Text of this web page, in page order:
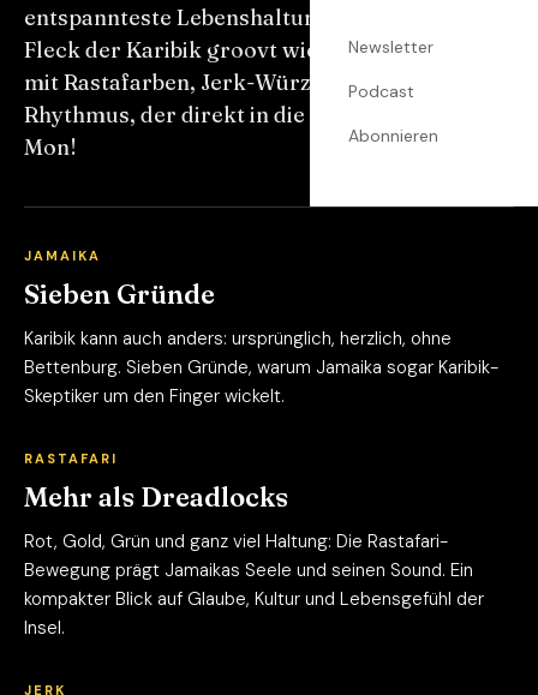
Newsletter
Podcast
Abonnieren
entspannteste Lebenshaltung überhaupt. Kein
Fleck der Karibik groovt wie dieser. Wir feiern
mit Rastafarben, Jerk-Würze und einem
Rhythmus, der direkt in die Hüften geht. Irie,
Mon!
JAMAIKA
Sieben Gründe
Karibik kann auch anders: ursprünglich, herzlich, ohne
Bettenburg. Sieben Gründe, warum Jamaika sogar Karibik-
Skeptiker um den Finger wickelt.
RASTAFARI
Mehr als Dreadlocks
Rot, Gold, Grün und ganz viel Haltung: Die Rastafari-
Bewegung prägt Jamaikas Seele und seinen Sound. Ein
kompakter Blick auf Glaube, Kultur und Lebensgefühl der
Insel.
JERK